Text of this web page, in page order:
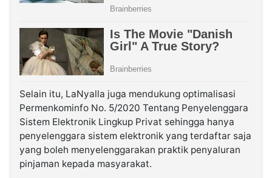
Selain itu, LaNyalla juga mendukung optimalisasi
Permenkominfo No. 5/2020 Tentang Penyelenggara
Sistem Elektronik Lingkup Privat sehingga hanya
penyelenggara sistem elektronik yang terdaftar saja
yang boleh menyelenggarakan praktik penyaluran
pinjaman kepada masyarakat.